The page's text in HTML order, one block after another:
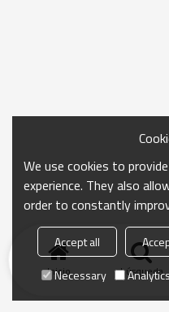
Inicio búsqueda
We use cookies to
experience. They also
order to constantly
Accept all
Necessary
Analytics